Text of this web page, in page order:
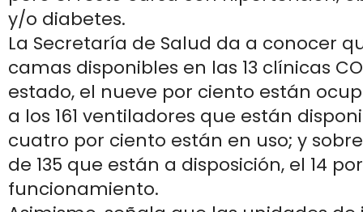
y/o diabetes.
La Secretaría de Salud da a conocer
camas disponibles en las 13 clínicas
estado, el nueve por ciento están
a los 161 ventiladores que están
cuatro por ciento están en uso; y
de 135 que están a disposición, el 14
funcionamiento.